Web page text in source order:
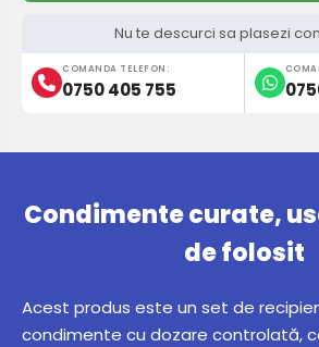
Nu te descurci sa plasezi
COMANDA TELEFON:
0750 405 755
Condimente curate,
de folosit
Acest produs este un set de
condimente cu dozare controlată,